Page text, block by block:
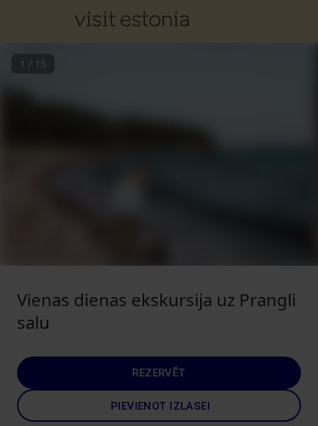
1 / 15
Vienas dienas ekskursija uz Prangli
salu
REZERVĒT
PIEVIENOT IZLASEI